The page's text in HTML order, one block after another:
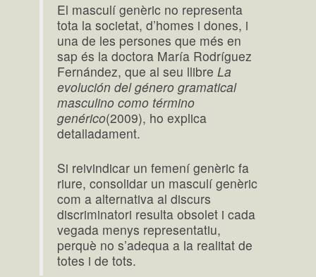
El masculí genèric no representa
tota la societat, d’homes i dones, i
una de les persones que més en
sap és la doctora María Rodríguez
Fernández, que al seu llibreLa
evolución del género gramatical
masculino como término
genérico(2009), ho explica
detalladament.
Si reivindicar un femení genèric fa
riure, consolidar un masculí genèric
com a alternativa al discurs
discriminatori resulta obsolet i cada
vegada menys representatiu,
perquè no s’adequa a la realitat de
totes i de tots.